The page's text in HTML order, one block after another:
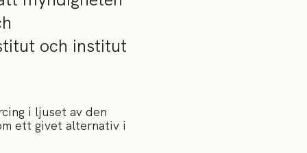
och institut
i ljuset av den
ett givet alternativ i